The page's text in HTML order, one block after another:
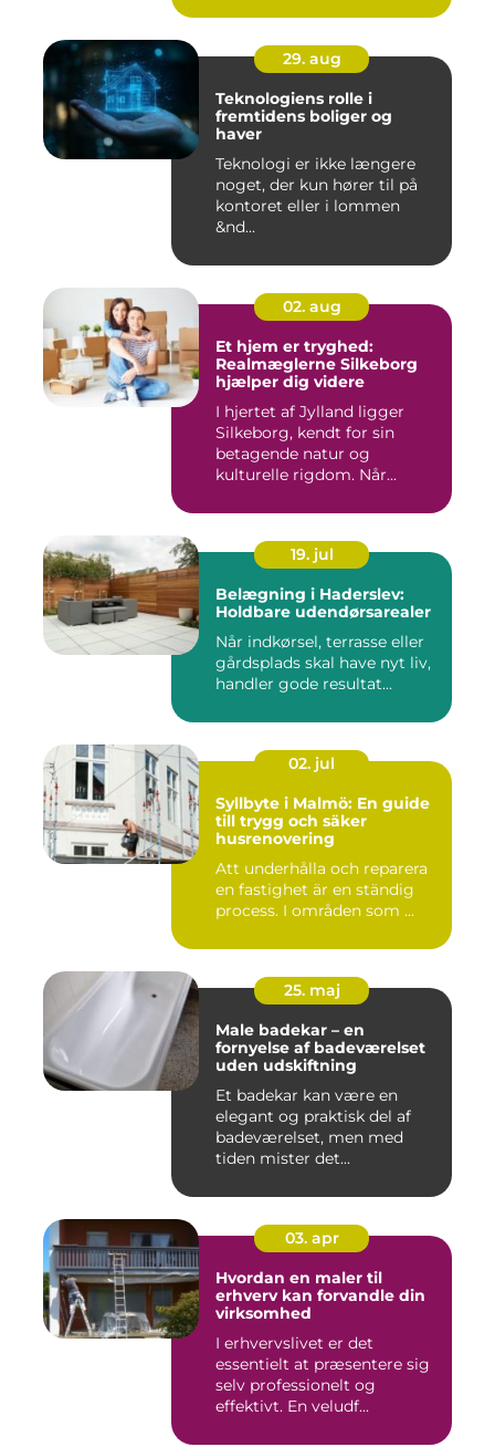
29. aug
Teknologiens rolle i
fremtidens boliger og
haver
Teknologi er ikke længere
noget, der kun hører til på
kontoret eller i lommen
&nd...
02. aug
Et hjem er tryghed:
Realmæglerne Silkeborg
hjælper dig videre
I hjertet af Jylland ligger
Silkeborg, kendt for sin
betagende natur og
kulturelle rigdom. Når...
19. jul
Belægning i Haderslev:
Holdbare udendørsarealer
Når indkørsel, terrasse eller
gårdsplads skal have nyt liv,
handler gode resultat...
02. jul
Syllbyte i Malmö: En guide
till trygg och säker
husrenovering
Att underhålla och reparera
en fastighet är en ständig
process. I områden som ...
25. maj
Male badekar – en
fornyelse af badeværelset
uden udskiftning
Et badekar kan være en
elegant og praktisk del af
badeværelset, men med
tiden mister det...
03. apr
Hvordan en maler til
erhverv kan forvandle din
virksomhed
I erhvervslivet er det
essentielt at præsentere sig
selv professionelt og
effektivt. En veludf...